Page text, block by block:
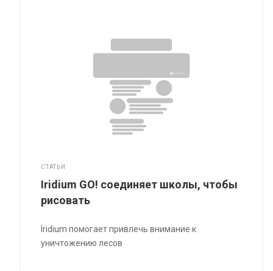
СТАТЬИ
Iridium GO! соединяет школы, чтобы
рисовать
Iridium помогает привлечь внимание к
уничтожению лесов